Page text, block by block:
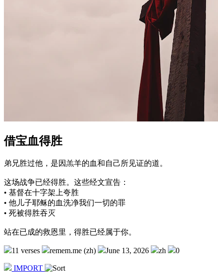
借宝血得胜
弟兄胜过他，是因羔羊的血和自己所见证的道。
这场战争已经得胜。这些经文宣告：
• 基督在十字架上夸胜
• 他儿子耶稣的血洗净我们一切的罪
• 死被得胜吞灭
站在已成的救恩里，得胜已经属于你。
11 verses remem.me (zh) June 13, 2026 zh 0
IMPORT